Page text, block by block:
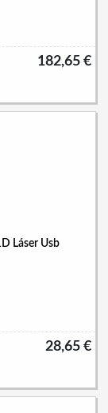
182,65 €
Láser Usb
28,65 €